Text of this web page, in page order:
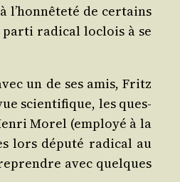
l’hon­nê­te­té de cer­tains
par­ti radi­cal loclois à se
un de ses amis, Fritz
scien­ti­fique, les ques­
Morel (employé à la
lors dépu­té radi­cal au
avec quelques